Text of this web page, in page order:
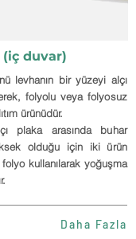
duvar)
levhanın bir yüzeyi alçı
folyolu veya folyosuz
ürünüdür.
plaka arasında buhar
olduğu için iki ürün
kullanılarak yoğuşma
Daha Fazla